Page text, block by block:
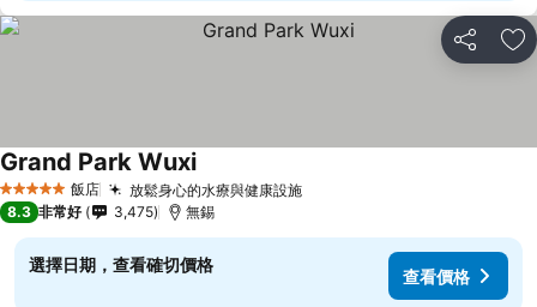
分享 加
5 星級 飯店 放鬆身心的水療與健康設施
Grand Park Wuxi
8.3 非常好 3,475 無錫
選擇日期，查看確切價格
查看價格